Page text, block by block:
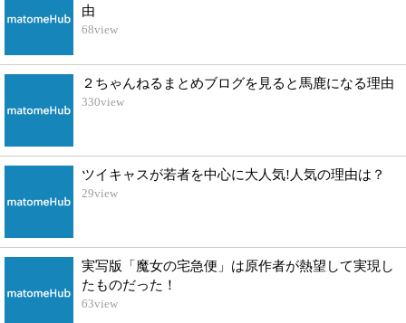
由
68view
２ちゃんねるまとめブログを見ると馬鹿になる理由
330view
ツイキャスが若者を中心に大人気!人気の理由は？
29view
実写版「魔女の宅急便」は原作者が熱望して実現し
たものだった！
63view